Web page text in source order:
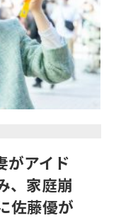
がアイド
、家庭崩
佐藤優が